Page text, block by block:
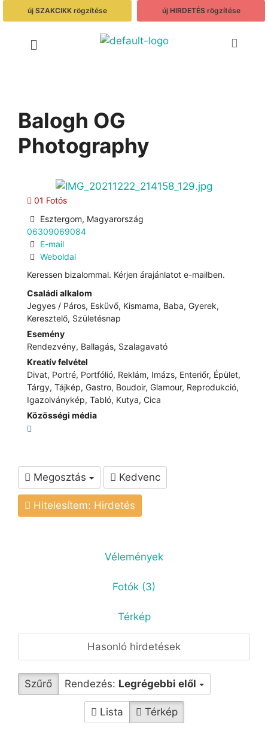
új SZAKCIKK rögzítése új HIRDETÉS rögzítése
Balogh OG
Photography
01 Fotós
Esztergom, Magyarország
06309069084
E-mail
Weboldal
Keressen bizalommal. Kérjen árajánlatot e-mailben.
Családi alkalom
Jegyes / Páros, Esküvő, Kismama, Baba, Gyerek,
Keresztelő, Születésnap
Esemény
Rendezvény, Ballagás, Szalagavató
Kreatív felvétel
Divat, Portré, Portfólió, Reklám, Imázs, Enteriőr, Épület,
Tárgy, Tájkép, Gastro, Boudoir, Glamour, Reprodukció,
Igazolványkép, Tabló, Kutya, Cica
Közösségi média
Megosztás Kedvenc
Hitelesítem: Hirdetés
Vélemények
Fotók (3)
Térkép
Hasonló hirdetések
Szűrő Rendezés: Legrégebbi elől
Lista Térkép